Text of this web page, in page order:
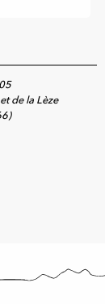
de la Lèze
)